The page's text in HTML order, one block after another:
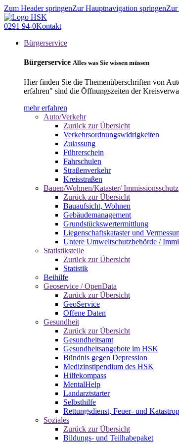
Zum Header springenZur Hauptnavigation springenZur
0291 94-0Kontakt
Bürgerservice
Bürgerservice Alles was Sie wissen müssen
Hier finden Sie die Themenüberschriften von
erfahren" sind die Öffnungszeiten der
mehr erfahren
Auto/Verkehr
Zurück zur Übersicht
Verkehrsordnungswidrigkeiten
Zulassung
Führerschein
Fahrschulen
Straßenverkehr
Kreisstraßen
Bauen/Wohnen/Kataster/ Immissionsschutz
Zurück zur Übersicht
Bauaufsicht, Wohnen
Gebäudemanagement
Grundstückswertermittlung
Liegenschaftskataster und
Untere Umweltschutzbehörde /
Statistikstelle
Zurück zur Übersicht
Statistik
Beihilfe
Geoservice / OpenData
Zurück zur Übersicht
GeoService
Offene Daten
Gesundheit
Zurück zur Übersicht
Gesundheitsamt
Gesundheitsangebote im HSK
Bündnis gegen Depression
Medizinstipendium des HSK
Hilfekompass
MentalHelp
Landarztstarter
Selbsthilfe
Rettungsdienst, Feuer- und
Soziales
Zurück zur Übersicht
Bildungs- und Teilhabepaket